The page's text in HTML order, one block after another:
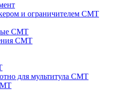
и ограничителем CMT
CMT
СМТ
для мультитула CMT